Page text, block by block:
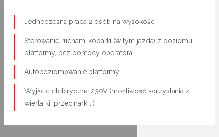
Jednoczesna praca 2 osób na wysokości
Sterowanie ruchami koparki (w tym jazda) z poziomu
platformy, bez pomocy operatora
Autopoziomowanie platformy
Wyjście elektryczne 230V (możliwość korzystania z
wiertarki, przecinarki...)